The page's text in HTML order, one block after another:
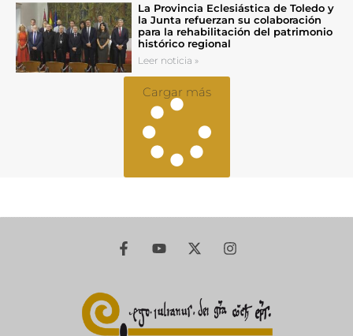
La Provincia Eclesiástica de Toledo y
la Junta refuerzan su colaboración
para la rehabilitación del patrimonio
histórico regional
Leer noticia »
Cargar más